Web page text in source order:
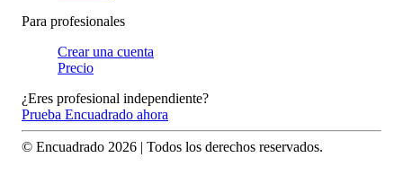
Para profesionales
Crear una cuenta
Precio
¿Eres profesional independiente?
Prueba Encuadrado ahora
© Encuadrado 2026 | Todos los derechos reservados.